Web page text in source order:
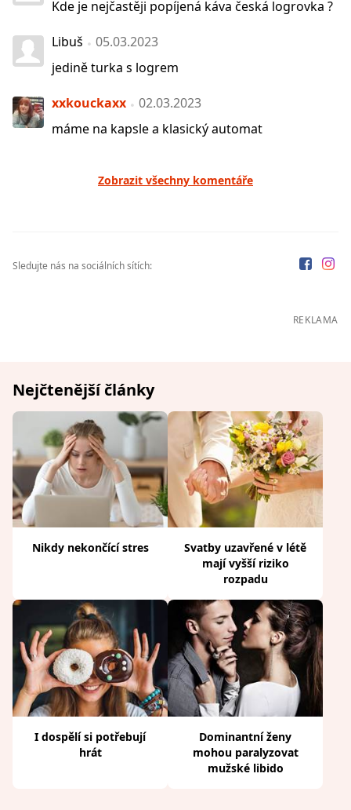
Kde je nejčastěji popíjená káva česká logrovka ?
Libuš
05.03.2023
jedině turka s logrem
xxkouckaxx
02.03.2023
máme na kapsle a klasický automat
Zobrazit všechny komentáře
Sledujte nás na sociálních sítích:
REKLAMA
Nejčtenější články
Nikdy nekončící stres
Svatby uzavřené v létě
mají vyšší riziko
rozpadu
I dospělí si potřebují
hrát
Dominantní ženy
mohou paralyzovat
mužské libido